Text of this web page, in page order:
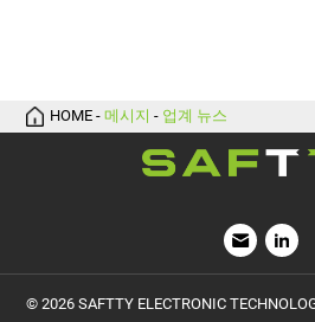
HOME -메시지 - 업계 뉴스